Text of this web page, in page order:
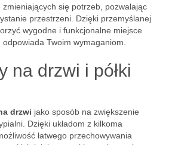
się potrzeb, pozwalając
przestrzeni. Dzięki przemyślanej
wygodne i funkcjonalne miejsce
Twoim wymaganiom.
na drzwi i półki
drzwi jako sposób na zwiększenie
Dzięki układom z kilkoma
łatwego przechowywania